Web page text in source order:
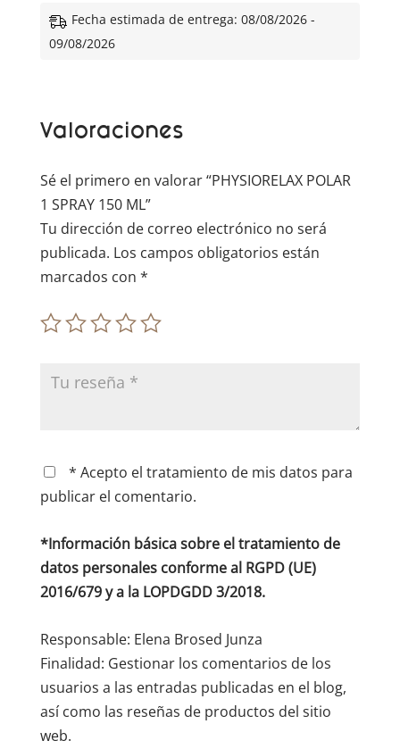
e
e
Fecha estimada de entrega: 08/08/2026 -
09/08/2026
Valoraciones
Sé el primero en valorar “PHYSIORELAX POLAR
1 SPRAY 150 ML”
Tu dirección de correo electrónico no será
publicada. Los campos obligatorios están
marcados con *
* Acepto el tratamiento de mis datos para
publicar el comentario.
*Información básica sobre el tratamiento de
datos personales conforme al RGPD (UE)
2016/679 y a la LOPDGDD 3/2018.
Responsable: Elena Brosed Junza
Finalidad: Gestionar los comentarios de los
usuarios a las entradas publicadas en el blog,
así como las reseñas de productos del sitio
web.